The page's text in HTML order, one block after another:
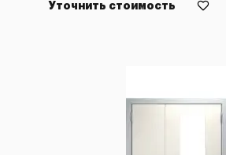
Уточнить стоимость